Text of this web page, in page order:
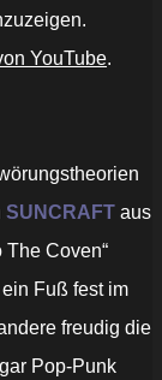
YouTube.
SUNCRAFT aus
The Coven“
Fuß fest im
freudig die
Pop-Punk